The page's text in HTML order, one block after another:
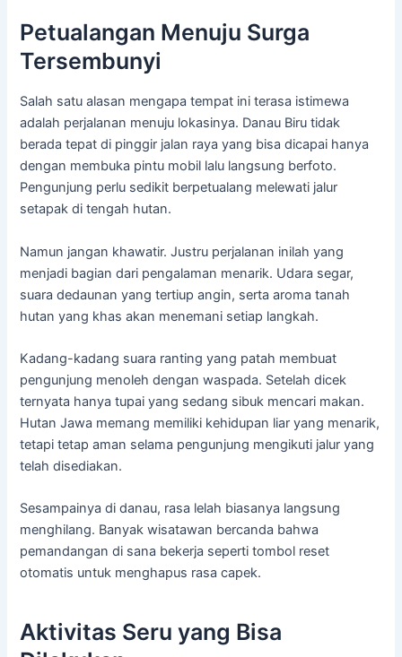
Petualangan Menuju Surga
Tersembunyi
Salah satu alasan mengapa tempat ini terasa istimewa
adalah perjalanan menuju lokasinya. Danau Biru tidak
berada tepat di pinggir jalan raya yang bisa dicapai hanya
dengan membuka pintu mobil lalu langsung berfoto.
Pengunjung perlu sedikit berpetualang melewati jalur
setapak di tengah hutan.
Namun jangan khawatir. Justru perjalanan inilah yang
menjadi bagian dari pengalaman menarik. Udara segar,
suara dedaunan yang tertiup angin, serta aroma tanah
hutan yang khas akan menemani setiap langkah.
Kadang-kadang suara ranting yang patah membuat
pengunjung menoleh dengan waspada. Setelah dicek
ternyata hanya tupai yang sedang sibuk mencari makan.
Hutan Jawa memang memiliki kehidupan liar yang menarik,
tetapi tetap aman selama pengunjung mengikuti jalur yang
telah disediakan.
Sesampainya di danau, rasa lelah biasanya langsung
menghilang. Banyak wisatawan bercanda bahwa
pemandangan di sana bekerja seperti tombol reset
otomatis untuk menghapus rasa capek.
Aktivitas Seru yang Bisa